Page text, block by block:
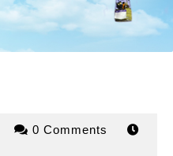
admin 0 Comments